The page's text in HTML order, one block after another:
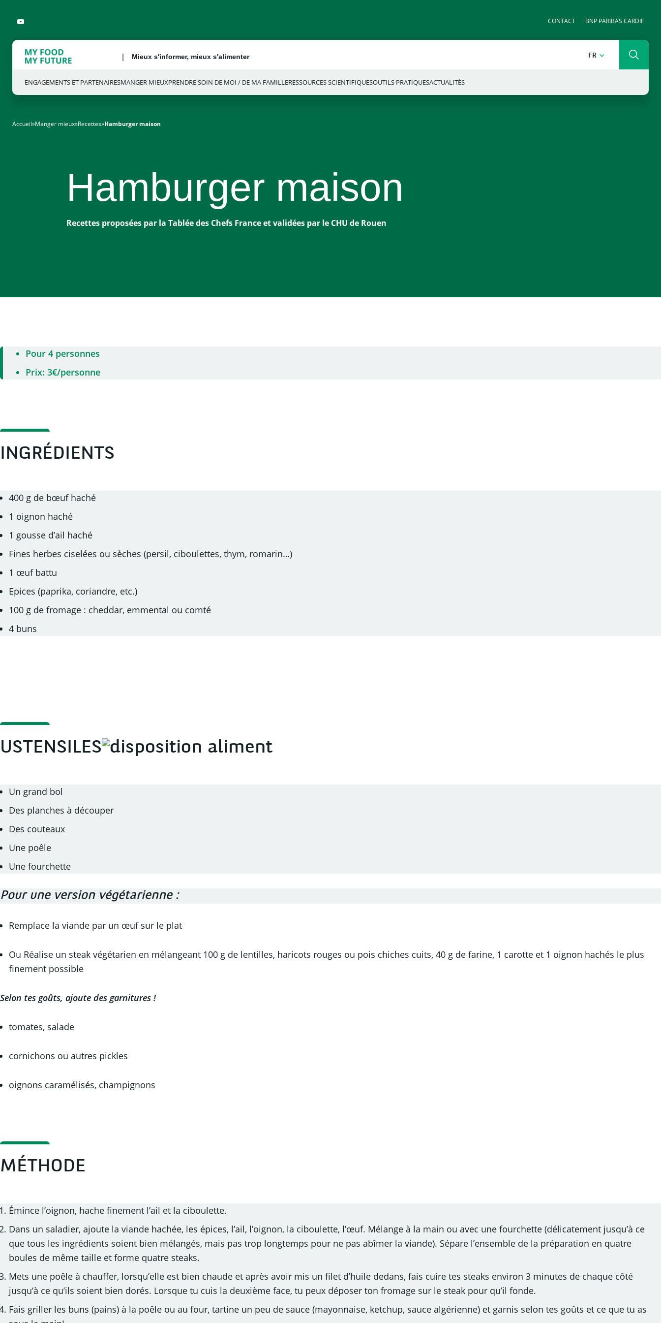
YOUTUBE CONTACT BNP PARIBAS CARDIF
Mieux s'informer, mieux s'alimenter FR FRANÇAIS
ENGAGEMENTS ET PARTENAIRESMANGER MIEUXPRENDRE SOIN DE MOI / DE MA FAMILLERESSOURCES SCIENTIFIQUESOUTILS PRATIQUESACTUALITÉS
Accueil»Manger mieux»Recettes»Hamburger maison
Hamburger maison
Recettes proposées par la Tablée des Chefs France et validées par le CHU de Rouen
Pour 4 personnes
Prix: 3€/personne
INGRÉDIENTS
400 g de bœuf haché
1 oignon haché
1 gousse d’ail haché
Fines herbes ciselées ou sèches (persil, ciboulettes, thym, romarin…)
1 œuf battu
Epices (paprika, coriandre, etc.)
100 g de fromage : cheddar, emmental ou comté
4 buns
USTENSILES
Un grand bol
Des planches à découper
Des couteaux
Une poêle
Une fourchette
Pour une version végétarienne :
Remplace la viande par un œuf sur le plat
Ou Réalise un steak végétarien en mélangeant 100 g de lentilles, haricots rouges ou pois chiches cuits, 40 g de farine, 1 carotte et 1 oignon hachés le plus
finement possible
Selon tes goûts, ajoute des garnitures !
tomates, salade
cornichons ou autres pickles
oignons caramélisés, champignons
MÉTHODE
Émince l’oignon, hache finement l’ail et la ciboulette.
Dans un saladier, ajoute la viande hachée, les épices, l’ail, l’oignon, la ciboulette, l’œuf. Mélange à la main ou avec une fourchette (délicatement jusqu’à ce
que tous les ingrédients soient bien mélangés, mais pas trop longtemps pour ne pas abîmer la viande). Sépare l’ensemble de la préparation en quatre
boules de même taille et forme quatre steaks.
Mets une poêle à chauffer, lorsqu’elle est bien chaude et après avoir mis un filet d’huile dedans, fais cuire tes steaks environ 3 minutes de chaque côté
jusqu’à ce qu’ils soient bien dorés. Lorsque tu cuis la deuxième face, tu peux déposer ton fromage sur le steak pour qu’il fonde.
Fais griller les buns (pains) à la poêle ou au four, tartine un peu de sauce (mayonnaise, ketchup, sauce algérienne) et garnis selon tes goûts et ce que tu as